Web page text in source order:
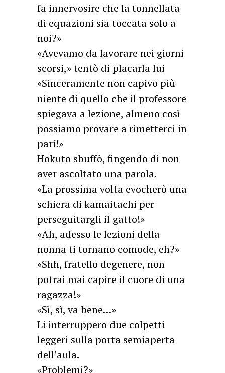
fa innervosire che la tonnellata
di equazioni sia toccata solo a
noi?»
«Avevamo da lavorare nei giorni
scorsi,» tentò di placarla lui
«Sinceramente non capivo più
niente di quello che il professore
spiegava a lezione, almeno così
possiamo provare a rimetterci in
pari!»
Hokuto sbuffò, fingendo di non
aver ascoltato una parola.
«La prossima volta evocherò una
schiera di kamaitachi per
perseguitargli il gatto!»
«Ah, adesso le lezioni della
nonna ti tornano comode, eh?»
«Shh, fratello degenere, non
potrai mai capire il cuore di una
ragazza!»
«Sì, sì, va bene…»
Li interruppero due colpetti
leggeri sulla porta semiaperta
dell’aula.
«Problemi?»